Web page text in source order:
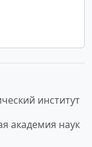
институт
академия наук